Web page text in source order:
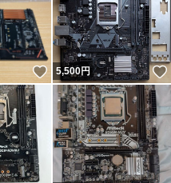
いいね！
5,500円